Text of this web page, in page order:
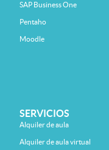
SAP Business One
Pentaho
Moodle
SERVICIOS
Alquiler de aula
Alquiler de aula virtual